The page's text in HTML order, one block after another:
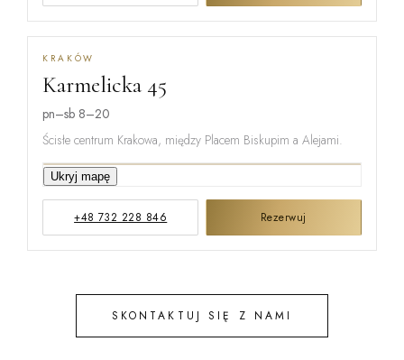
KRAKÓW
Karmelicka 45
pn–sb 8–20
Ścisłe centrum Krakowa, między Placem Biskupim a Alejami.
KARMELICKA
Ukryj mapę
+48 732 228 846 Rezerwuj
SKONTAKTUJ SIĘ Z NAMI